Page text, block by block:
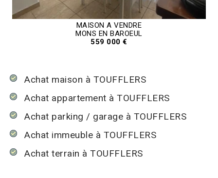
MAISON A VENDRE
MONS EN BAROEUL
559 000 €
Achat maison à TOUFFLERS
Achat appartement à TOUFFLERS
Achat parking / garage à TOUFFLERS
Achat immeuble à TOUFFLERS
Achat terrain à TOUFFLERS